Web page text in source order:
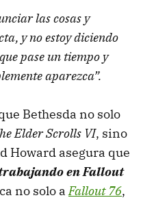
las cosas y
y no estoy diciendo
pase un tiempo y
aparezca”.
Bethesda no solo
Elder Scrolls VI, sino
Howard asegura que
en Fallout
no solo aFallout 76,